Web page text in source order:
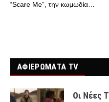
“Scare Me”, την κωμωδία…
ΑΦΙΕΡΩΜΑΤΑ TV
Οι Νέες